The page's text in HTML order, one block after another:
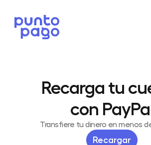
Recarga tu
con PayPal
Transfiere tu dinero en menos
Recargar